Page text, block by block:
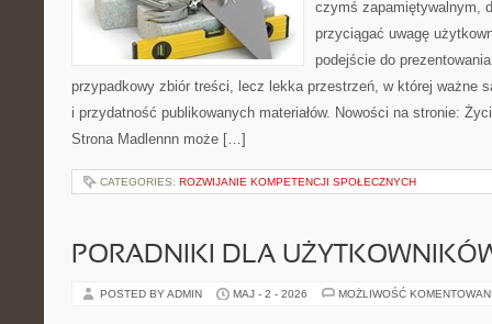
czymś zapamiętywalnym,
przyciągać uwagę
podejście do
przypadkowy zbiór treści, lecz lekka przestrzeń, w której ważne
i przydatność publikowanych materiałów. Nowości na stronie:
Strona Madlennn może […]
CATEGORIES: ROZWIJANIE KOMPETENCJI SPOŁECZNYCH
PORADNIKI DLA
POSTED BY ADMIN MAJ - 2 - 2026 MOŻLIWOŚĆ